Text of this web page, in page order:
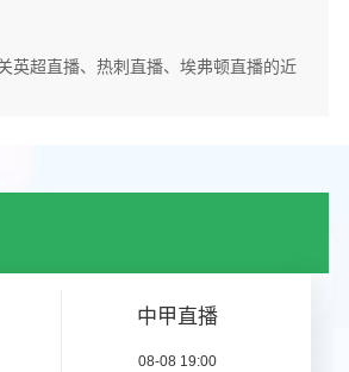
英超直播、热刺直播、埃弗顿直播的近
中甲直播
08-08 19:00